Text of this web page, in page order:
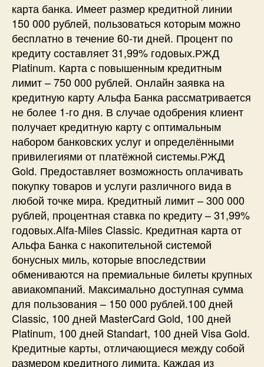
карта банка. Имеет размер кредитной линии
150 000 рублей, пользоваться которым можно
бесплатно в течение 60-ти дней. Процент по
кредиту составляет 31,99% годовых.РЖД
Platinum. Карта с повышенным кредитным
лимит – 750 000 рублей. Онлайн заявка на
кредитную карту Альфа Банка рассматривается
не более 1-го дня. В случае одобрения клиент
получает кредитную карту с оптимальным
набором банковских услуг и определёнными
привилегиями от платёжной системы.РЖД
Gold. Предоставляет возможность оплачивать
покупку товаров и услуги различного вида в
любой точке мира. Кредитный лимит – 300 000
рублей, процентная ставка по кредиту – 31,99%
годовых.Alfa-Miles Classic. Кредитная карта от
Альфа Банка с накопительной системой
бонусных миль, которые впоследствии
обмениваются на премиальные билеты крупных
авиакомпаний. Максимально доступная сумма
для пользования – 150 000 рублей.100 дней
Classic, 100 дней MasterCard Gold, 100 дней
Platinum, 100 дней Standart, 100 дней Visa Gold.
Кредитные карты, отличающиеся между собой
размером кредитного лимита. Каждая из